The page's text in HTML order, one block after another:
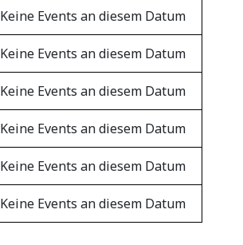
Keine Events an diesem Datum
Keine Events an diesem Datum
Keine Events an diesem Datum
Keine Events an diesem Datum
Keine Events an diesem Datum
Keine Events an diesem Datum